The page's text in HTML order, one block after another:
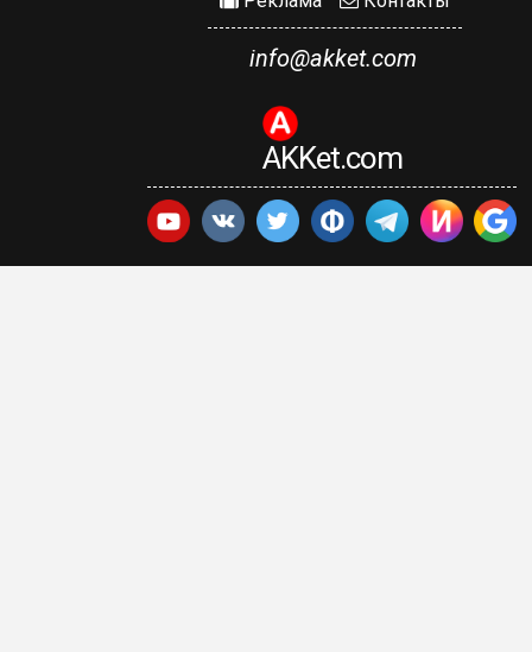
info@akket.com
AKKet.com